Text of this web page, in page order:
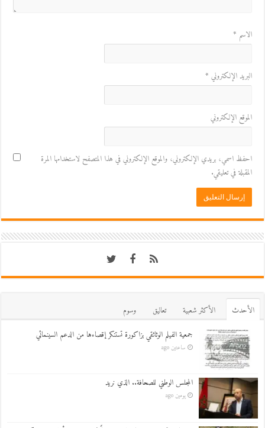
الاسم *
البريد الإلكتروني *
الموقع الإلكتروني
احفظ اسمي، بريدي الإلكتروني، والموقع الإلكتروني في هذا المتصفح لاستخدامها المرة
المقبلة في تعليقي.
اﻷحدث اﻷكثر شعبية تعاليق
وسوم
جمعية الفيلم الوثائقي بزاكورة تستنكر إقصاءها من الدعم السينمائي
ساعتين ago
المجلس الوطني للصحافة.. الذي نريد
يومين ago